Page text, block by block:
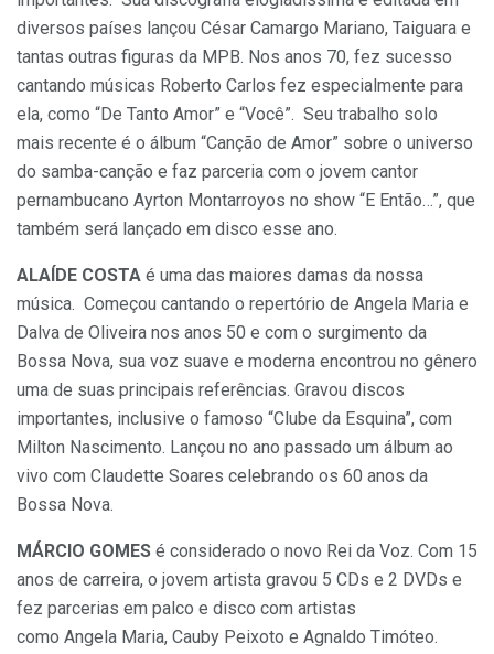
diversos países lançou César Camargo Mariano, Taiguara e
tantas outras figuras da MPB. Nos anos 70, fez sucesso
cantando músicas Roberto Carlos fez especialmente para
ela, como “De Tanto Amor” e “Você”. Seu trabalho solo
mais recente é o álbum “Canção de Amor” sobre o universo
do samba-canção e faz parceria com o jovem cantor
pernambucano Ayrton Montarroyos no show “E Então…”, que
também será lançado em disco esse ano.
ALAÍDE COSTA é uma das maiores damas da nossa
música. Começou cantando o repertório de Angela Maria e
Dalva de Oliveira nos anos 50 e com o surgimento da
Bossa Nova, sua voz suave e moderna encontrou no gênero
uma de suas principais referências. Gravou discos
importantes, inclusive o famoso “Clube da Esquina”, com
Milton Nascimento. Lançou no ano passado um álbum ao
vivo com Claudette Soares celebrando os 60 anos da
Bossa Nova.
MÁRCIO GOMES é considerado o novo Rei da Voz. Com 15
anos de carreira, o jovem artista gravou 5 CDs e 2 DVDs e
fez parcerias em palco e disco com artistas
como Angela Maria, Cauby Peixoto e Agnaldo Timóteo.